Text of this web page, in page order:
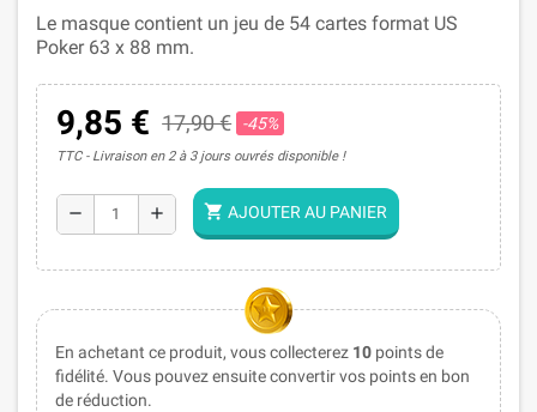
Le masque contient un jeu de 54 cartes format US
Poker 63 x 88 mm.
9,85 € 17,90 € -45%
TTC Livraison en 2 à 3 jours ouvrés disponible !
remove add shopping_cart AJOUTER AU PANIER
En achetant ce produit, vous collecterez 10 points de
fidélité. Vous pouvez ensuite convertir vos points en bon
de réduction.